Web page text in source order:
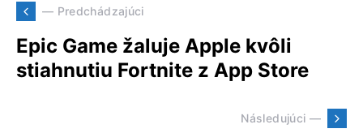
— Predchádzajúci
Epic Game žaluje Apple kvôli
stiahnutiu Fortnite z App Store
Následujúci —